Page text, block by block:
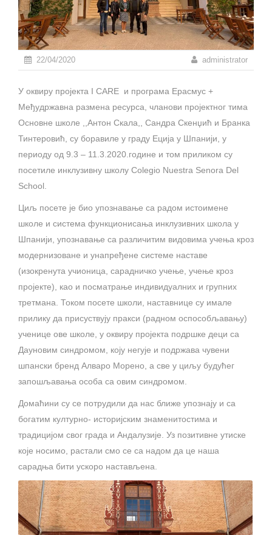
22/04/2020 administrator
У оквиру пројекта I CARE и програма Ерасмус +
Међудржавна размена ресурса, чланови пројектног тима
Основне школе ,,Антон Скала,, Сандра Скенџић и Бранка
Тинтеровић, су боравиле у граду Еција у Шпанији, у
периоду од 9.3 – 11.3.2020.године и том приликом су
посетиле инклузивну школу Colegio Nuestra Senora Del
School.
Циљ посете је био упознавање са радом истоимене
школе и система функционисања инклузивних школа у
Шпанији, упознавање са различитим видовима учења кроз
модернизоване и унапређене системе наставе
(изокренута учионица, сарадничко учење, учење кроз
пројекте), као и посматрање индивидуалних и групних
третмана. Током посете школи, наставнице су имале
прилику да присуствују пракси (радном оспособљавању)
ученице ове школе, у оквиру пројекта подршке деци са
Дауновим синдромом, коју негује и подржава чувени
шпански бренд Алваро Морено, а све у циљу будућег
запошљавања особа са овим синдромом.
Домаћини су се потрудили да нас ближе упознају и са
богатим културно- историјским знаменитостима и
традицијом свог града и Андалузије. Уз позитивне утиске
које носимо, растали смо се са надом да це наша
сарадња бити ускоро настављена.